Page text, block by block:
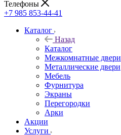
Телефоны
+7 985 853-44-41
Каталог
Назад
Каталог
Межкомнатные двери
Металлические двери
Мебель
Фурнитура
Экраны
Перегородки
Арки
Акции
Услуги